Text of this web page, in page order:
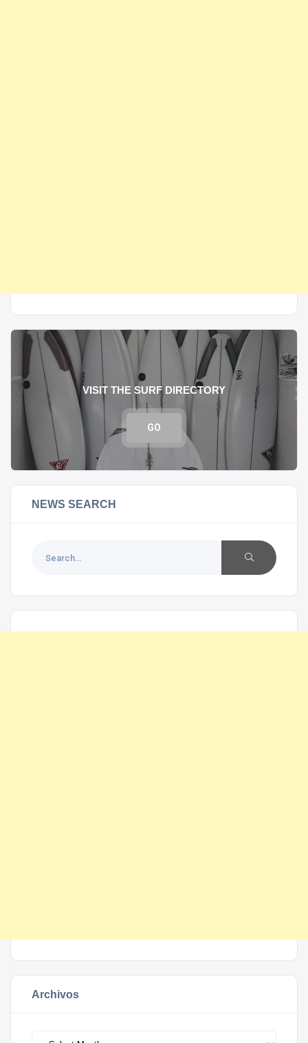
VISIT THE SURF DIRECTORY
GO
NEWS SEARCH
Archivos